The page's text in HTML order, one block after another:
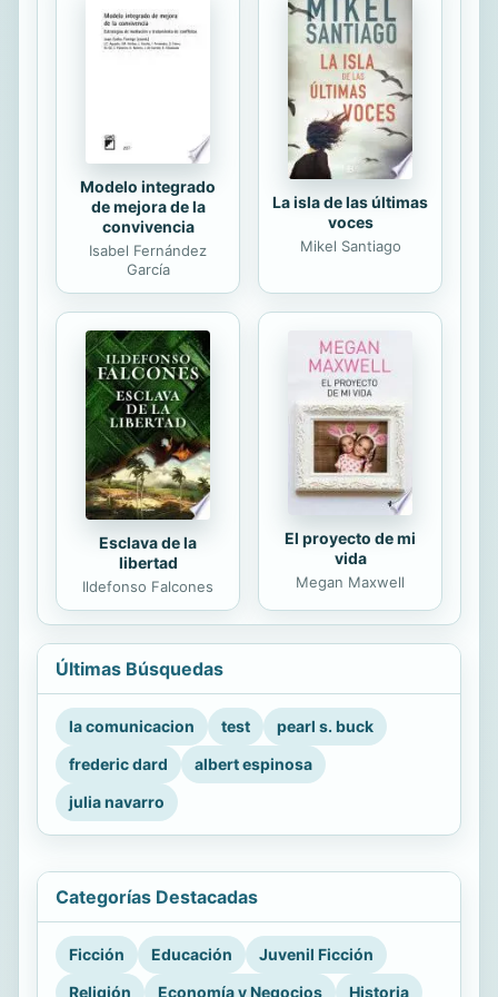
médico, al igual que mi pasión por
mejorar la salud de nuestra
comunidad, han quedado plasmados
en este libro”. La primera parte de
Mejora tu salud de poquito a poco
Modelo integrado
de mejora de la
convivencia
Isabel Fernández
García
La isla de las últimas
voces
Mikel Santiago
Esclava de la
libertad
Ildefonso Falcones
El proyecto de mi
vida
Megan Maxwell
Últimas Búsquedas
la comunicacion test
pearl s. buck
frederic dard
albert espinosa
julia navarro
Categorías Destacadas
Ficción Educación
Juvenil Ficción
Religión
Economía y Negocios Historia